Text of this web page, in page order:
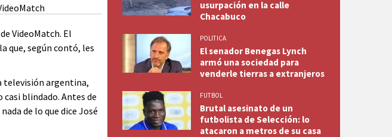
VideoMatch. El
que, según contó, les
televisión argentina,
blindado. Antes de
de lo que dice José
usurpación en la calle
Chacabuco
POLITICA
El senador Benegas Lynch
armó una sociedad para
venderle tierras a extranjeros
FUTBOL
Brutal asesinato de un
futbolista de Selección: lo
atacaron a metros de su casa